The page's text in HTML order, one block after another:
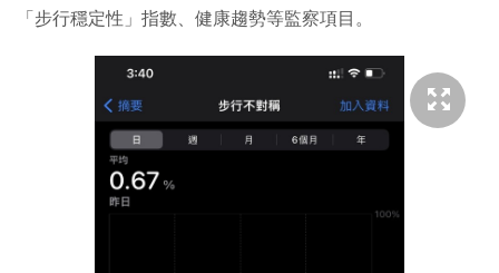
「步行穩定性」指數、健康趨勢等監察項目。